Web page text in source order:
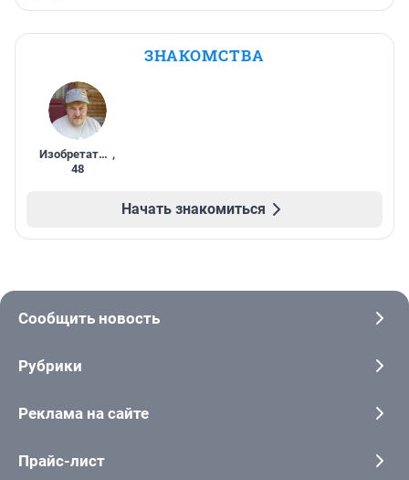
ЗНАКОМСТВА
Изобретатель ,
48
Начать знакомиться
Сообщить новость
Рубрики
Реклама на сайте
Прайс-лист